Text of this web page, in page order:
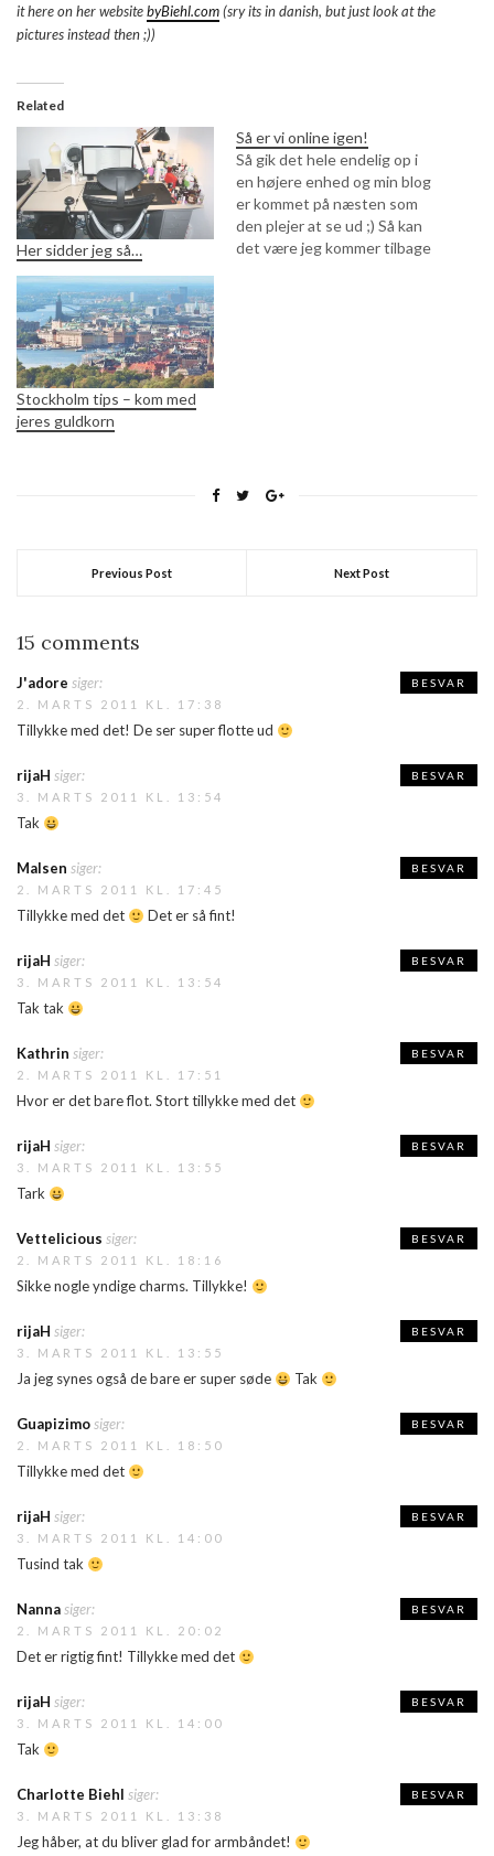
it here on her websitebyBiehl.com(sry its in danish, but just look at the
pictures instead then ;))
Related
Her sidder jeg så…
Så er vi online igen!
Så gik det hele endelig op i
en højere enhed og min blog
er kommet på næsten som
den plejer at se ud ;) Så kan
det være jeg kommer tilbage
Stockholm tips – kom med
jeres guldkorn
Previous Post Next Post
15 comments
J'adore siger:
2. MARTS 2011 KL. 17:38
Tillykke med det! De ser super flotte ud
BESVAR
rijaH siger:
3. MARTS 2011 KL. 13:54
Tak
BESVAR
Malsen siger:
2. MARTS 2011 KL. 17:45
Tillykke med det Det er så fint!
BESVAR
rijaH siger:
3. MARTS 2011 KL. 13:54
Tak tak
BESVAR
Kathrin siger:
2. MARTS 2011 KL. 17:51
Hvor er det bare flot. Stort tillykke med det
BESVAR
rijaH siger:
3. MARTS 2011 KL. 13:55
Tark
BESVAR
Vettelicious siger:
2. MARTS 2011 KL. 18:16
Sikke nogle yndige charms. Tillykke!
BESVAR
rijaH siger:
3. MARTS 2011 KL. 13:55
Ja jeg synes også de bare er super søde Tak
BESVAR
Guapizimosiger:
2. MARTS 2011 KL. 18:50
Tillykke med det
BESVAR
rijaH siger:
3. MARTS 2011 KL. 14:00
Tusind tak
BESVAR
Nannasiger:
2. MARTS 2011 KL. 20:02
Det er rigtig fint! Tillykke med det
BESVAR
rijaH siger:
3. MARTS 2011 KL. 14:00
Tak
BESVAR
Charlotte Biehl siger:
3. MARTS 2011 KL. 13:38
Jeg håber, at du bliver glad for armbåndet!
BESVAR